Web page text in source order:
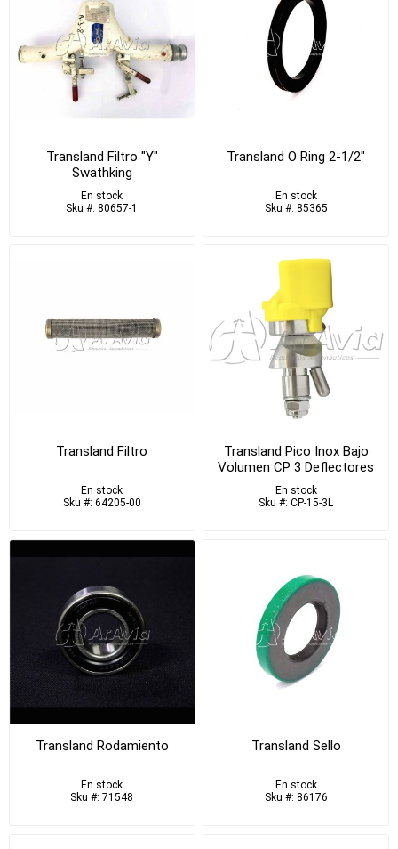
Transland Filtro "Y"
Swathking
En stock
Sku #: 80657-1
Transland O Ring 2-1/2"
En stock
Sku #: 85365
Transland Filtro
En stock
Sku #: 64205-00
Transland Pico Inox Bajo
Volumen CP 3 Deflectores
En stock
Sku #: CP-15-3L
Transland Rodamiento
En stock
Sku #: 71548
Transland Sello
En stock
Sku #: 86176